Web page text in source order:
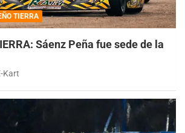
TIERRA
Sáenz Peña fue sede de la
Kart